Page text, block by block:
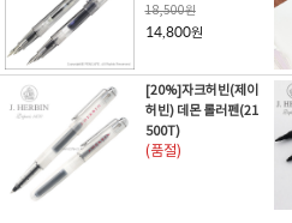
18,500원
14,800원
[20%]자크허빈(제이
허빈) 데몬 롤러펜(21
500T)
(품절)